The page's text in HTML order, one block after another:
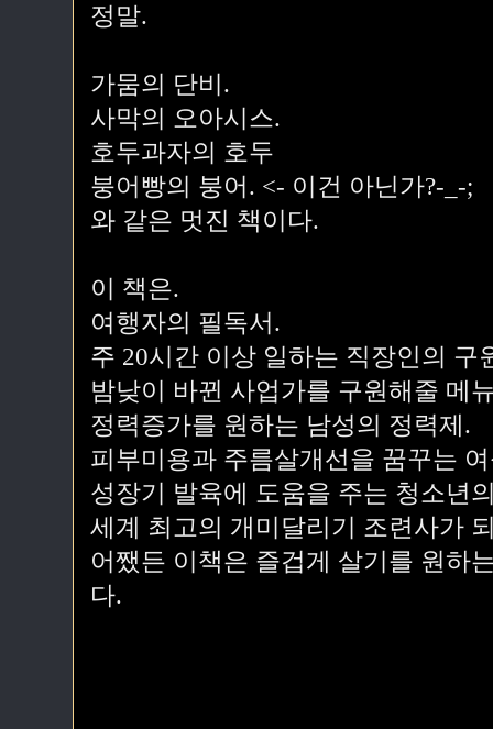
정말.
가뭄의 단비.
사막의 오아시스.
호두과자의 호두
붕어빵의 붕어. <- 이건 아닌가?-_-;
와 같은 멋진 책이다.
이 책은.
여행자의 필독서.
주 20시간 이상 일하는 직장인의 구
밤낮이 바뀐 사업가를 구원해줄 메
정력증가를 원하는 남성의 정력제.
피부미용과 주름살개선을 꿈꾸는
성장기 발육에 도움을 주는 청소년
세계 최고의 개미달리기 조련사가
어쨌든 이책은 즐겁게 살기를 원하
다.